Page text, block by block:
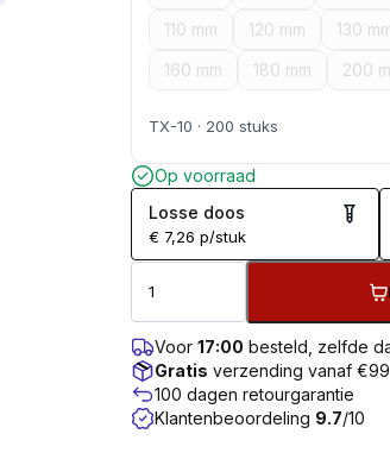
110 mm
120 mm 130
160 mm
180 mm 200
TX-10 · 200 stuks
Op voorraad
Losse doos
€ 7,26 p/stuk
Voor 17:00 besteld, zelfde
Gratis verzending vanaf €99
100 dagen retourgarantie
Klantenbeoordeling 9.7/10